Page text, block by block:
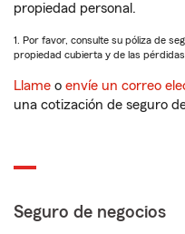
propiedad personal.
1. Por favor, consulte su póliza de
propiedad cubierta y de las pérdidas
Llame o envíe un correo
una cotización de seguro
Seguro de negocios